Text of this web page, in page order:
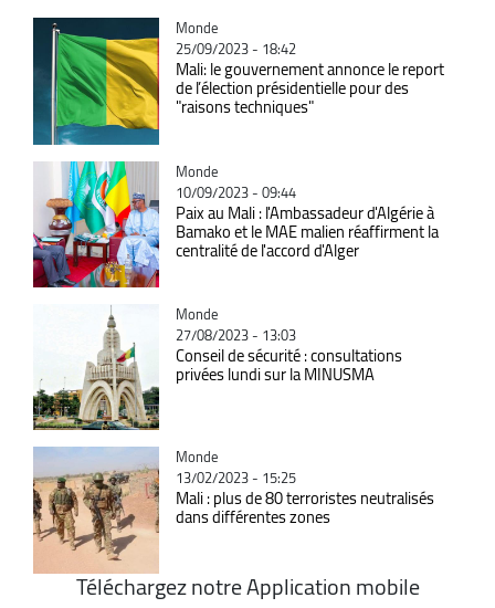
Catégorie
Monde
25/09/2023 - 18:42
Mali: le gouvernement annonce le report
de l’élection présidentielle pour des
"raisons techniques"
Catégorie
Monde
10/09/2023 - 09:44
Paix au Mali : l'Ambassadeur d'Algérie à
Bamako et le MAE malien réaffirment la
centralité de l'accord d'Alger
Catégorie
Monde
27/08/2023 - 13:03
Conseil de sécurité : consultations
privées lundi sur la MINUSMA
Catégorie
Monde
13/02/2023 - 15:25
Mali : plus de 80 terroristes neutralisés
dans différentes zones
Téléchargez notre Application mobile